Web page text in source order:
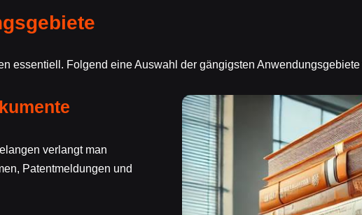
essentiell. Folgend eine Auswahl der gängigsten
verlangt man
Patentmeldungen und